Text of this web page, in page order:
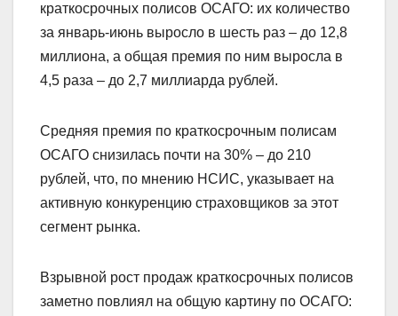
краткосрочных полисов ОСАГО: их количество
за январь-июнь выросло в шесть раз – до 12,8
миллиона, а общая премия по ним выросла в
4,5 раза – до 2,7 миллиарда рублей.
Средняя премия по краткосрочным полисам
ОСАГО снизилась почти на 30% – до 210
рублей, что, по мнению НСИС, указывает на
активную конкуренцию страховщиков за этот
сегмент рынка.
Взрывной рост продаж краткосрочных полисов
заметно повлиял на общую картину по ОСАГО: